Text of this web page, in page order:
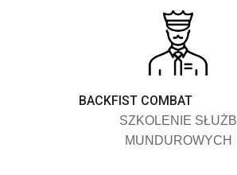
BACKFIST COMBAT
SZKOLENIE SŁUŻB
MUNDUROWYCH